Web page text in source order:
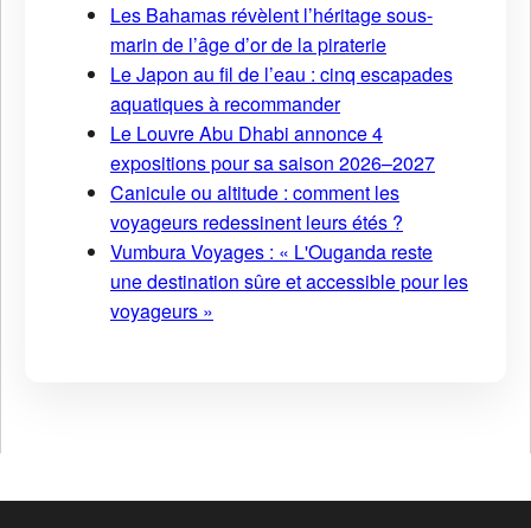
Les Bahamas révèlent l’héritage sous-
marin de l’âge d’or de la piraterie
Le Japon au fil de l’eau : cinq escapades
aquatiques à recommander
Le Louvre Abu Dhabi annonce 4
expositions pour sa saison 2026–2027
Canicule ou altitude : comment les
voyageurs redessinent leurs étés ?
Vumbura Voyages : « L'Ouganda reste
une destination sûre et accessible pour les
voyageurs »